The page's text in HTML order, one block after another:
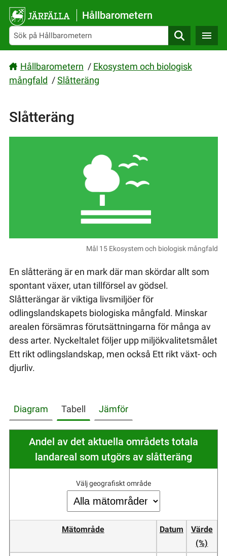
Gå direkt till sidans innehåll
Hållbarometern
Sök
Hållbarometern / Ekosystem och biologisk
mångfald /Slåtteräng
Slåtteräng
Mål 15 Ekosystem och biologisk mångfald
En slåtteräng är en mark där man skördar allt som
spontant växer, utan tillförsel av gödsel.
Slåtterängar är viktiga livsmiljöer för
odlingslandskapets biologiska mångfald. Minskar
arealen försämras förutsättningarna för många av
dess arter. Nyckeltalet följer upp miljökvalitetsmålet
Ett rikt odlingslandskap, men också Ett rikt växt- och
djurliv.
Diagram Tabell Jämför
Andel av det aktuella områdets totala
landareal som utgörs av slåtteräng
Välj geografiskt område
Mätområde Datum
Värde
(%)